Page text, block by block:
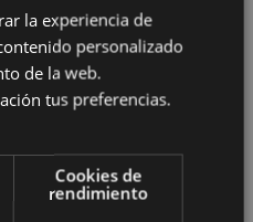
la experiencia de
personalizado
de la web.
tus preferencias.
Cookies de
rendimiento